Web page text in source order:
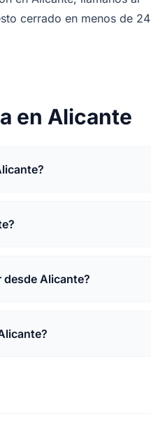
cerrado en menos de 24
en Alicante
desde Alicante?